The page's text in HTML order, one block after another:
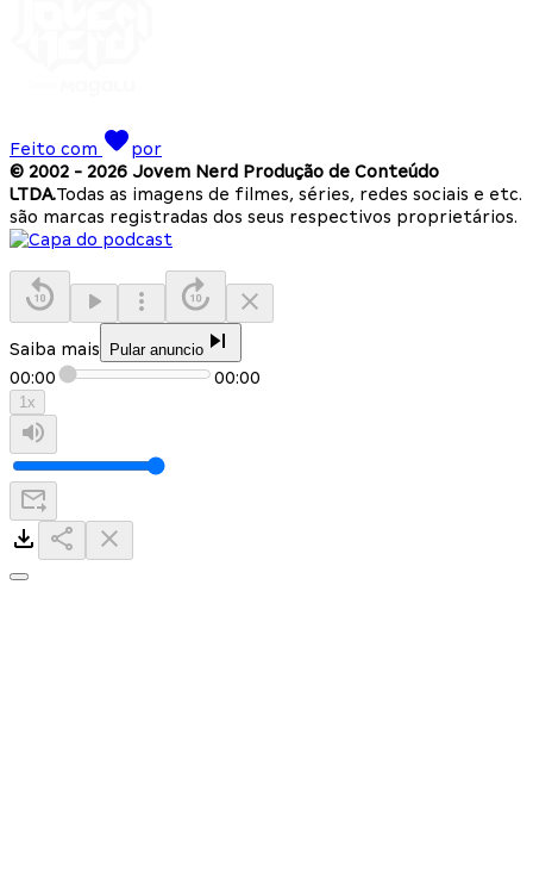
Feito com
por
© 2002 - 2026 Jovem Nerd Produção de Conteúdo
LTDA.Todas as imagens de filmes, séries, redes sociais e etc.
são marcas registradas dos seus respectivos proprietários.
Saiba mais Pular anuncio
00:00 00:00
1x